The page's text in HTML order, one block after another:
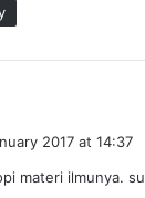
2017 at 14:37
materi ilmunya.